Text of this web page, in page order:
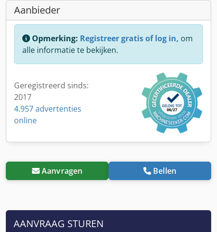
Aanbieder
Opmerking: Registreer gratis of log in, om
alle informatie te bekijken.
Geregistreerd sinds:
2017
4.957 advertenties
online
Aanvragen Bellen
AANVRAAG STUREN